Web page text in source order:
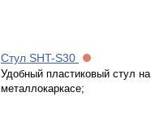
Стул SHT-S30
Удобный пластиковый стул на
металлокаркасе;